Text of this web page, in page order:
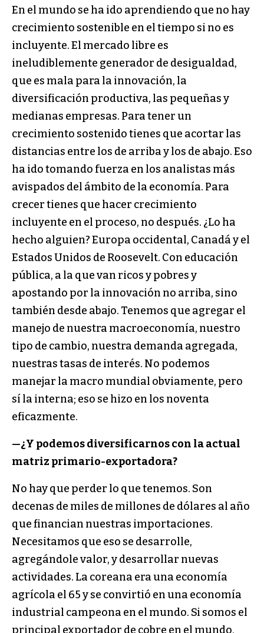
En el mundo se ha ido aprendiendo que no hay
crecimiento sostenible en el tiempo si no es
incluyente. El mercado libre es
ineludiblemente generador de desigualdad,
que es mala para la innovación, la
diversificación productiva, las pequeñas y
medianas empresas. Para tener un
crecimiento sostenido tienes que acortar las
distancias entre los de arriba y los de abajo. Eso
ha ido tomando fuerza en los analistas más
avispados del ámbito de la economía. Para
crecer tienes que hacer crecimiento
incluyente en el proceso, no después. ¿Lo ha
hecho alguien? Europa occidental, Canadá y el
Estados Unidos de Roosevelt. Con educación
pública, a la que van ricos y pobres y
apostando por la innovación no arriba, sino
también desde abajo. Tenemos que agregar el
manejo de nuestra macroeconomía, nuestro
tipo de cambio, nuestra demanda agregada,
nuestras tasas de interés. No podemos
manejar la macro mundial obviamente, pero
sí la interna; eso se hizo en los noventa
eficazmente.
—¿Y podemos diversificarnos con la actual
matriz primario-exportadora?
No hay que perder lo que tenemos. Son
decenas de miles de millones de dólares al año
que financian nuestras importaciones.
Necesitamos que eso se desarrolle,
agregándole valor, y desarrollar nuevas
actividades. La coreana era una economía
agrícola el 65 y se convirtió en una economía
industrial campeona en el mundo. Si somos el
principal exportador de cobre en el mundo,